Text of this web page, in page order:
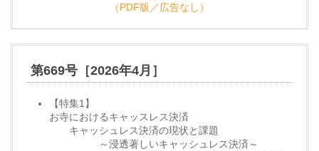
（PDF版／広告なし）
第669号［2026年4月］
【特集1】
お寺におけるキャッスレス決済
キャッシュレス決済の現状と課題
～浸透著しいキャッシュレス決済～